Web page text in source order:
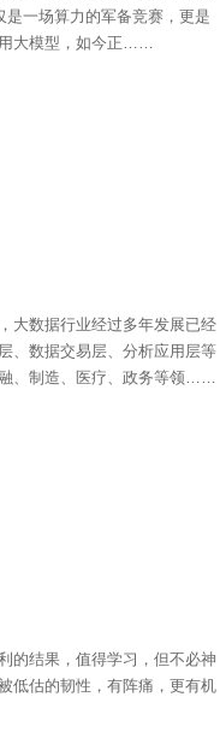
是一场算力的军备竞赛，更是
用大模型，如今正……
大数据行业经过多年发展已经
、数据交易层、分析应用层等
、制造、医疗、政务等领……
的结果，值得学习，但不必神
低估的韧性，有阵痛，更有机